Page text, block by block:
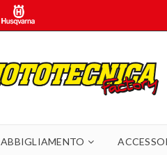
ABBIGLIAMENTO